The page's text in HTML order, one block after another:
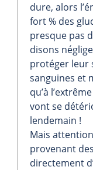
dure, alors
fort % des
presque pas
disons
protéger leur
sanguines et
qu’à
vont se
lendemain !
Mais
provenant
directement